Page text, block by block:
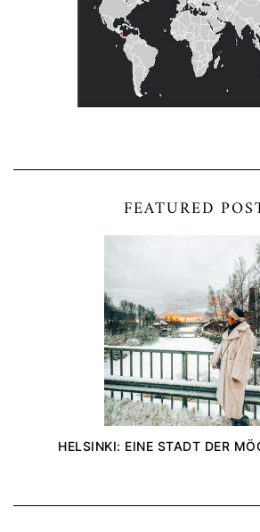
FEATURED
HELSINKI: EINE STADT DER